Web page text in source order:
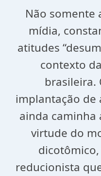
Não somente
mídia,
atitudes
contexto
brasileira.
implantação de
ainda caminha
virtude do
reducionista